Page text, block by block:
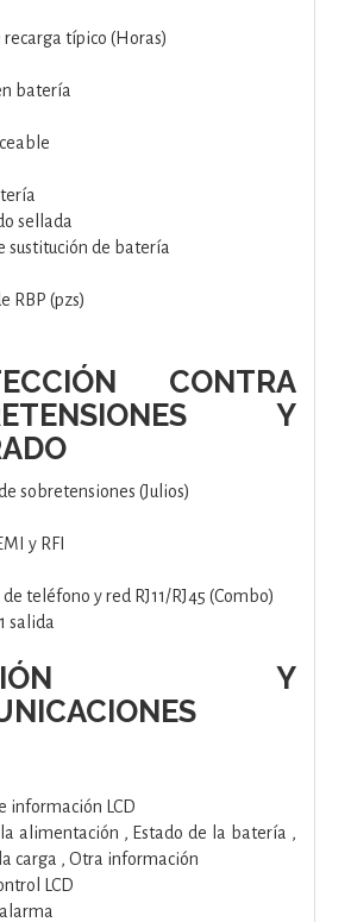
recarga típico (Horas)
batería
sellada
sustitución de batería
RBP (pzs)
CONTRA
Y
sobretensiones (Julios)
y RFI
teléfono y red RJ11/RJ45 (Combo)
salida
Y
información LCD
la alimentación , Estado de la batería ,
carga , Otra información
LCD